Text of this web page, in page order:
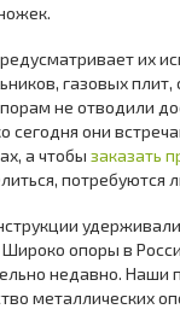
их
газовых
не отводили
сегодня они
а чтобы заказать
потребуются
опоры в
недавно. Наши
металлических